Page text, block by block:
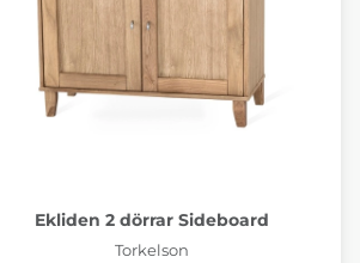
Ekliden 2 dörrar Sideboard
Torkelson